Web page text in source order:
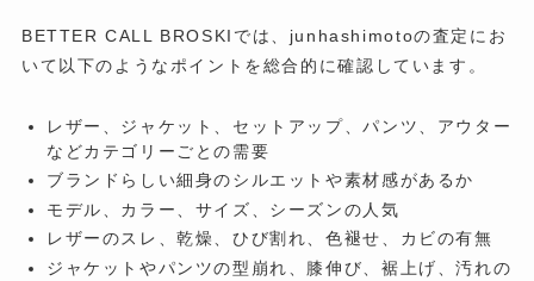
BETTER CALL BROSKIでは、junhashimotoの査定にお
いて以下のようなポイントを総合的に確認しています。
レザー、ジャケット、セットアップ、パンツ、アウター
などカテゴリーごとの需要
ブランドらしい細身のシルエットや素材感があるか
モデル、カラー、サイズ、シーズンの人気
レザーのスレ、乾燥、ひび割れ、色褪せ、カビの有無
ジャケットやパンツの型崩れ、膝伸び、裾上げ、汚れの